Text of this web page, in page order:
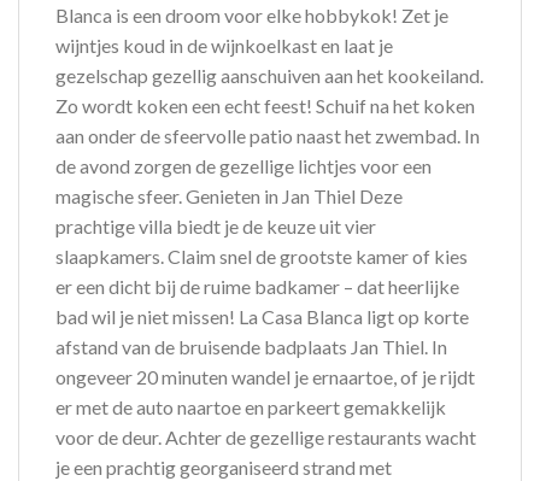
Blanca is een droom voor elke hobbykok! Zet je
wijntjes koud in de wijnkoelkast en laat je
gezelschap gezellig aanschuiven aan het kookeiland.
Zo wordt koken een echt feest! Schuif na het koken
aan onder de sfeervolle patio naast het zwembad. In
de avond zorgen de gezellige lichtjes voor een
magische sfeer. Genieten in Jan Thiel Deze
prachtige villa biedt je de keuze uit vier
slaapkamers. Claim snel de grootste kamer of kies
er een dicht bij de ruime badkamer – dat heerlijke
bad wil je niet missen! La Casa Blanca ligt op korte
afstand van de bruisende badplaats Jan Thiel. In
ongeveer 20 minuten wandel je ernaartoe, of je rijdt
er met de auto naartoe en parkeert gemakkelijk
voor de deur. Achter de gezellige restaurants wacht
je een prachtig georganiseerd strand met